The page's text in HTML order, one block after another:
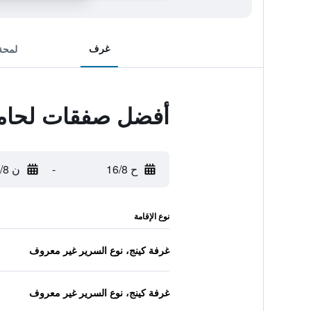
غرف
أفضل صفقات
ح 16/8 - ن 17/8
نوع الإقامة
غرفة كينج، نوع السرير غير معروف
غرفة كينج، نوع السرير غير معروف